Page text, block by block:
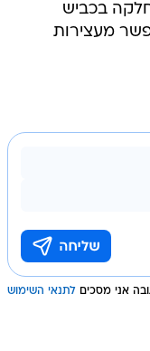
בכביש
מעצירות
אני מסכים לתנאי השימוש